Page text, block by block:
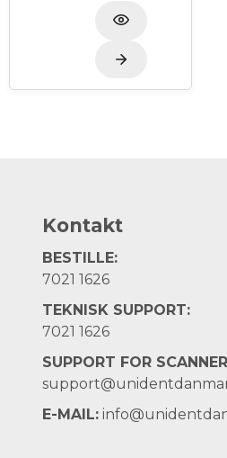
Kontakt
BESTILLE:
7021 1626
TEKNISK SUPPORT:
7021 1626
SUPPORT FOR
E-MAIL: